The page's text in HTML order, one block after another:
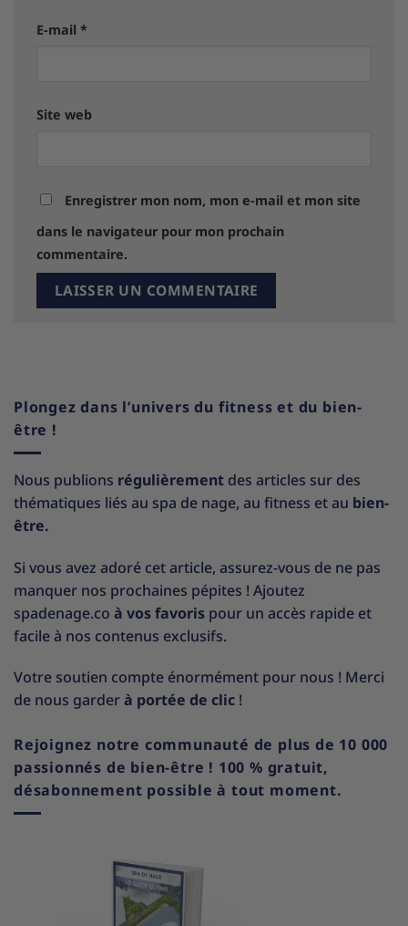
E-mail *
Site web
Enregistrer mon nom, mon e-mail et mon site
dans le navigateur pour mon prochain
commentaire.
Plongez dans l’univers du fitness et du bien-
être !
Nous publions régulièrement des articles sur des
thématiques liés au spa de nage, au fitness et au bien-
être.
Si vous avez adoré cet article, assurez-vous de ne pas
manquer nos prochaines pépites ! Ajoutez
spadenage.co à vos favoris pour un accès rapide et
facile à nos contenus exclusifs.
Votre soutien compte énormément pour nous ! Merci
de nous garderà portée de clic !
Rejoignez notre communauté de plus de 10 000
passionnés de bien-être ! 100 % gratuit,
désabonnement possible à tout moment.